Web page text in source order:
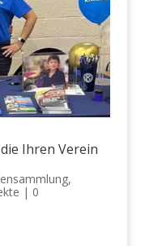
Ihren Verein
,
| 0